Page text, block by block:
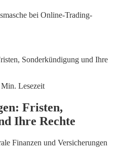
bei Online-Trading-
Sonderkündigung und Ihre
Min. Lesezeit
Fristen,
Ihre Rechte
Finanzen und Versicherungen